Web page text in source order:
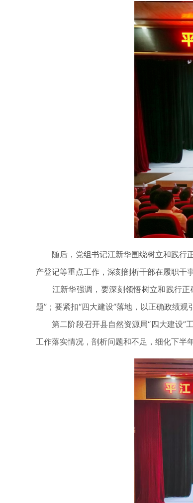
随后，党组书记江新华围绕树立和践行正
产登记等重点工作，深刻剖析干部在履职干
江新华强调，要深刻领悟树立和践行正
题”；要紧扣“四大建设”落地，以正确政绩
第二阶段召开县自然资源局“四大建设”工
工作落实情况，剖析问题和不足，细化下半